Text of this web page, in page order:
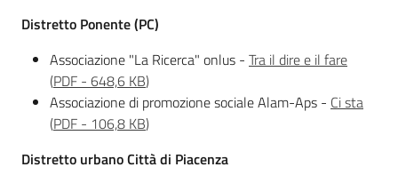
Distretto Ponente (PC)
Associazione "La Ricerca" onlus - Tra il dire e il fare
(PDF - 648,6 KB)
Associazione di promozione sociale Alam-Aps - Ci sta
(PDF - 106,8 KB)
Distretto urbano Città di Piacenza